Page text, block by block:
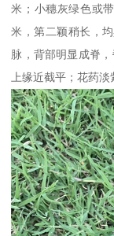
米；小穗灰绿色或
米，第二颖稍长，
脉，背部明显成脊
上缘近截平；花药